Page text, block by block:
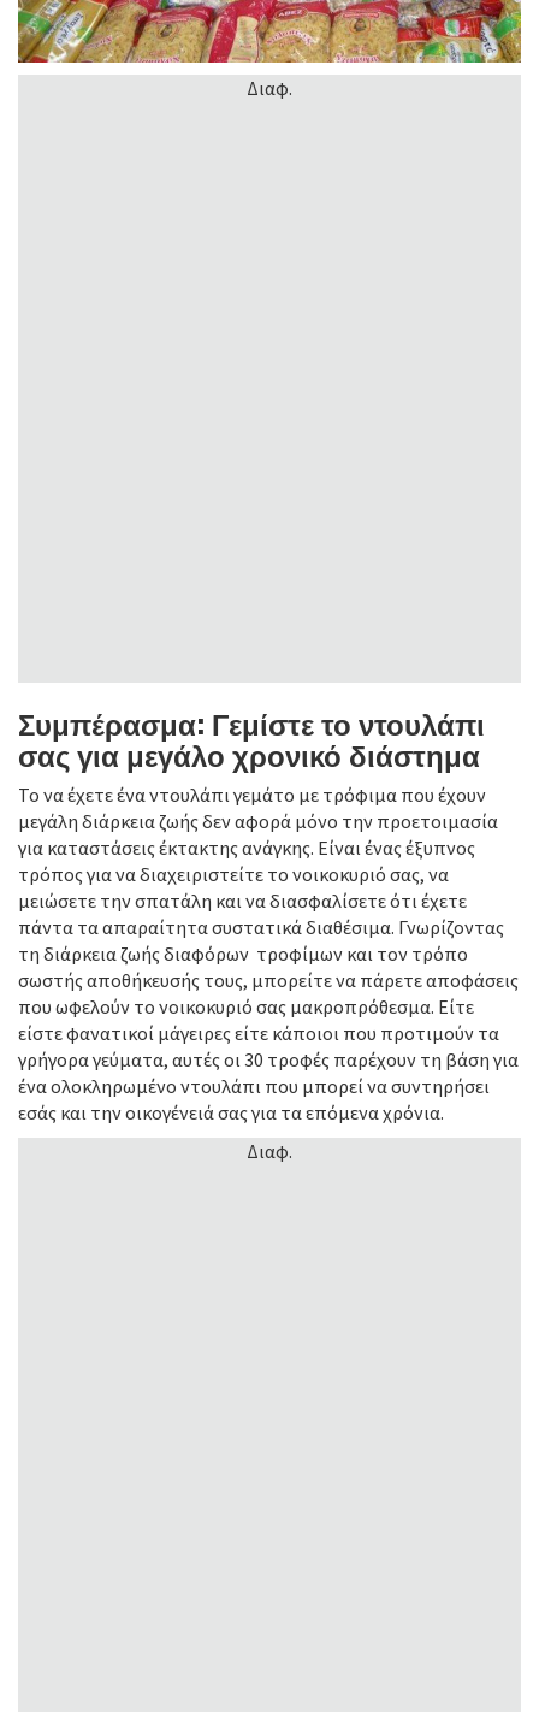
Διαφ.
Συμπέρασμα: Γεμίστε το ντουλάπι
σας για μεγάλο χρονικό διάστημα
Το να έχετε ένα ντουλάπι γεμάτο με τρόφιμα που έχουν
μεγάλη διάρκεια ζωής δεν αφορά μόνο την προετοιμασία
για καταστάσεις έκτακτης ανάγκης. Είναι ένας έξυπνος
τρόπος για να διαχειριστείτε το νοικοκυριό σας, να
μειώσετε την σπατάλη και να διασφαλίσετε ότι έχετε
πάντα τα απαραίτητα συστατικά διαθέσιμα. Γνωρίζοντας
τη διάρκεια ζωής διαφόρων τροφίμων και τον τρόπο
σωστής αποθήκευσής τους, μπορείτε να πάρετε αποφάσεις
που ωφελούν το νοικοκυριό σας μακροπρόθεσμα. Είτε
είστε φανατικοί μάγειρες είτε κάποιοι που προτιμούν τα
γρήγορα γεύματα, αυτές οι 30 τροφές παρέχουν τη βάση για
ένα ολοκληρωμένο ντουλάπι που μπορεί να συντηρήσει
εσάς και την οικογένειά σας για τα επόμενα χρόνια.
Διαφ.